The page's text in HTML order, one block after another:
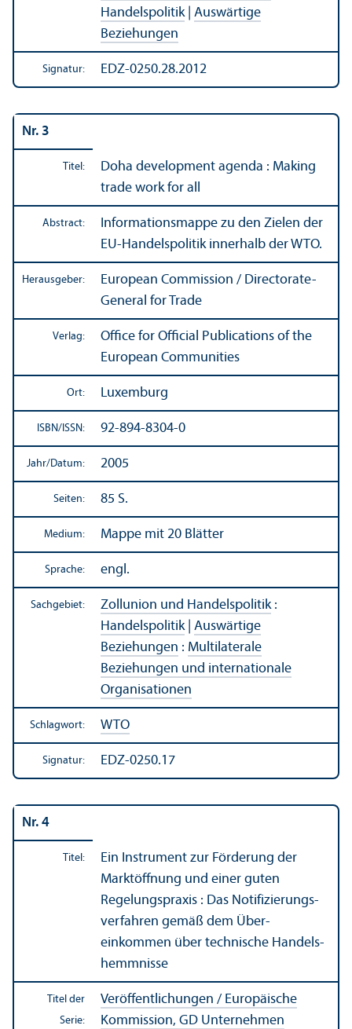
Handels­politik| Auswärtige
Beziehungen
Signatur: EDZ-0250.28.2012
Nr. 3
Titel:
Doha development agenda : Making
trade work for all
Abstract:
Informations­mappe zu den Zielen der
EU-Handels­politik innerhalb der WTO.
Herausgeber:
European Commission / Directorate-
General for Trade
Verlag:
Office for Official Publications of the
European Communities
Ort: Luxemburg
ISBN/ ISSN: 92-894-8304-0
Jahr/Datum: 2005
Seiten: 85 S.
Medium: Mappe mit 20 Blätter
Sprache: engl.
Sachgebiet: Zollunion und Handels­politik:
Handels­politik| Auswärtige
Beziehungen : Multilaterale
Beziehungen und internationale
Organisationen
Schlagwort: WTO
Signatur: EDZ-0250.17
Nr. 4
Titel:
Ein Instrument zur Förderung der
Markt­öffnung und einer guten
Regelungs­praxis : Das Notifizierungs­
verfahren gemäß dem Über­
einkommen über technische Handels­
hemmnisse
Titel der
Serie:
Veröffentlichungen / Europäische
Kommission, GD Unter­nehmen